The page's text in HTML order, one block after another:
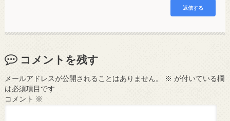
返信する
コメントを残す
メールアドレスが公開されることはありません。 ※ が付いている欄
は必須項目です
コメント
※